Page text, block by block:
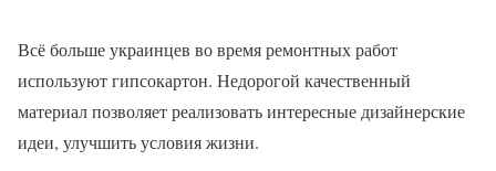
Всё больше украинцев во время ремонтных работ
используют гипсокартон. Недорогой качественный
материал позволяет реализовать интересные дизайнерские
идеи, улучшить условия жизни.